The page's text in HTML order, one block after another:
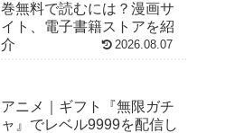
巻無料で読むには？漫画サ
イト、電子書籍ストアを紹
介
2026.08.07
アニメ｜ギフト『無限ガチ
ャ』でレベル9999を配信し